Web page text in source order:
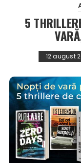
5
12 august